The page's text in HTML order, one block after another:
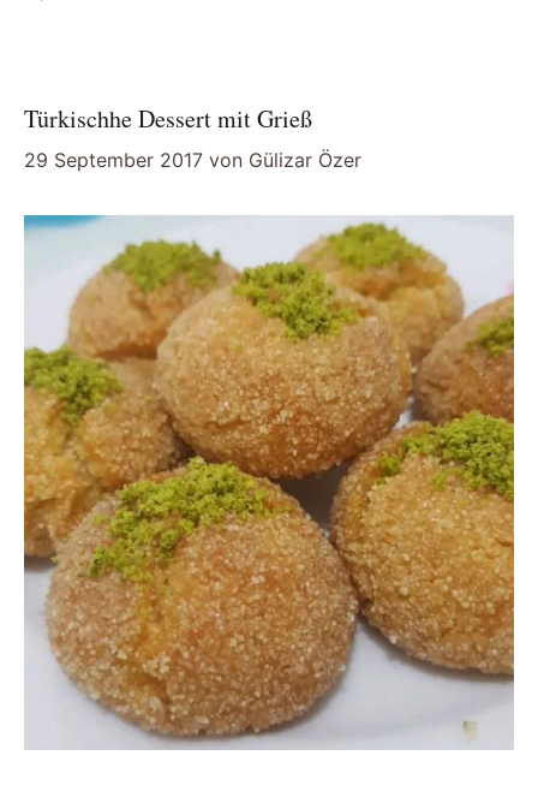
Türkischhe Dessert mit Grieß
29 September 2017 von Gülizar Özer